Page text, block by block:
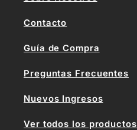
Contacto
Guía de Compra
Preguntas Frecuentes
Nuevos Ingresos
Ver todos los productos